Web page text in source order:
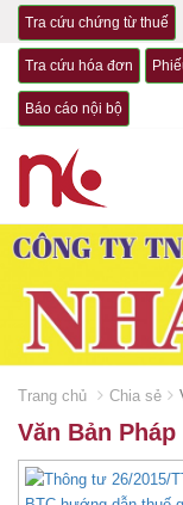
Tra cứu chứng từ thuế
Tra cứu hóa đơn
Báo cáo nội bộ
Trang chủ Chia sẻ
Văn Bản